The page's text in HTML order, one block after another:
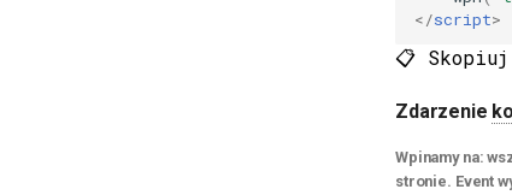
</script>
📋
Zdarzenie
Wpinamy na:
stronie. Event